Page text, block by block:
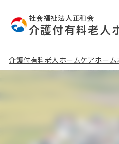
社会福祉法人正和会
介護付有料老人
介護付有料老人ホームケアホーム